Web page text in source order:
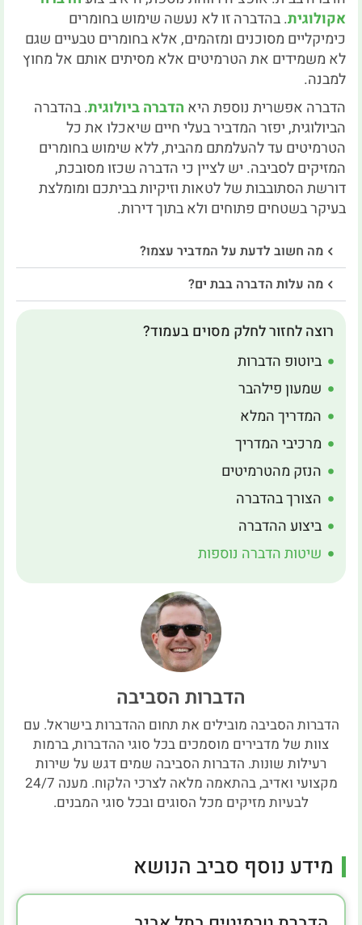
אקולוגית. בהדברה זו לא נעשה שימוש בחומרים
כימיקליים מסוכנים ומזהמים, אלא בחומרים טבעיים שגם
לא משמידים את הטרמיטים אלא מסיתים אותם אל מחוץ
למבנה.
הדברה אפשרית נוספת היא הדברה ביולוגית. בהדברה
הביולוגית, יפזר המדביר בעלי חיים שיאכלו את כל
הטרמיטים עד להעלמתם מהבית, ללא שימוש בחומרים
המזיקים לסביבה. יש לציין כי הדברה שכזו מסובכת,
דורשת הסתובבות של לטאות וזיקיות בביתכם ומומלצת
בעיקר בשטחים פתוחים ולא בתוך דירות.
מה חשוב לדעת על המדביר עצמו?
מה עלות הדברה בבת ים?
רוצה לחזור לחלק מסוים בעמוד?
ביוטופ הדברות
שמעון פילהבר
המדריך המלא
מרכיבי המדריך
הנזק מהטרמיטים
הצורך בהדברה
ביצוע ההדברה
שיטות הדברה נוספות
הדברות הסביבה
הדברות הסביבה מובילים את תחום ההדברות בישראל. עם
צוות של מדבירים מוסמכים בכל סוגי ההדברות, ברמות
רעילות שונות. הדברות הסביבה שמים דגש על שירות
מקצועי ואדיב, בהתאמה מלאה לצרכי הלקוח. מענה 24/7
לבעיות מזיקים מכל הסוגים ובכל סוגי המבנים.
מידע נוסף סביב הנושא